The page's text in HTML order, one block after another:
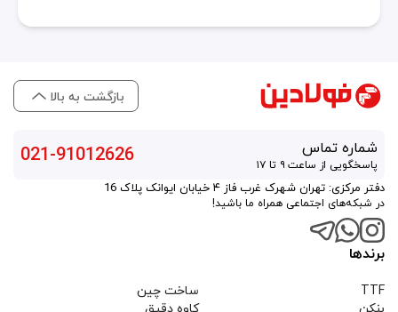
بازگشت به بالا
شماره تماس
پاسخگویی از ساعت ۹ تا ۱۷ 021-91012626
دفتر مرکزی: تهران شهرک غرب فاز ۴ خیابان ایوانک پلاک 16
در شبکه‌های اجتماعی همراه ما باشید!
برندها
TTF
ساخت چین